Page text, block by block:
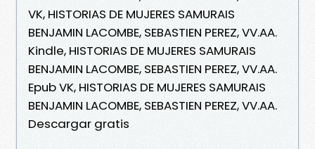
VK, HISTORIAS DE MUJERES SAMURAIS
BENJAMIN LACOMBE, SEBASTIEN PEREZ, VV.AA.
Kindle, HISTORIAS DE MUJERES SAMURAIS
BENJAMIN LACOMBE, SEBASTIEN PEREZ, VV.AA.
Epub VK, HISTORIAS DE MUJERES SAMURAIS
BENJAMIN LACOMBE, SEBASTIEN PEREZ, VV.AA.
Descargar gratis